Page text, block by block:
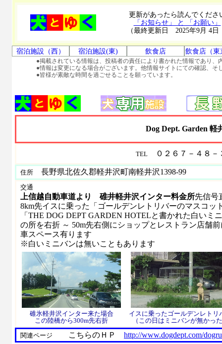
更新があったら読んでくださ
「お知らせ」 と 「お願い」
（最終更新日 2025年9月 4日
宿泊施設（西） 宿泊施設(東) 飲食店 飲食店（東
●掲載されている情報は、投稿者の責任により書かれた情報であり
●情報は変更になる場合がございます。他情報サイトにての確認、
●皆様が素敵な時間を過ごせることを願っています。
Dog Dept. Garden 軽
TEL ０２６７－４８－
住所 長野県北佐久郡軽井沢町南軽井沢1398-99
交通
上信越自動車道より 碓井軽井沢インター料金所先信号
8km先イスに乗った「ゴールデンレトリバーのマスコッ
「THE DOG DEPT GARDEN HOTELと書かれた白いミ
の所を右折 ～ 50m先右側にショップとレストラン店舗
車スペース有ります
※白いミニバンは無いこともあります
碓氷軽井沢インター来た場合
この陸橋から300m先右折
イスに乗ったゴールデンレトリ
（この日はミニバンが無かっ
関連ページ
こちらのＨＰ http://www.dogdept.com/